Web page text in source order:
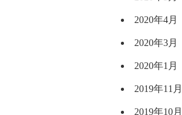
2020年4月
2020年3月
2020年1月
2019年11月
2019年10月